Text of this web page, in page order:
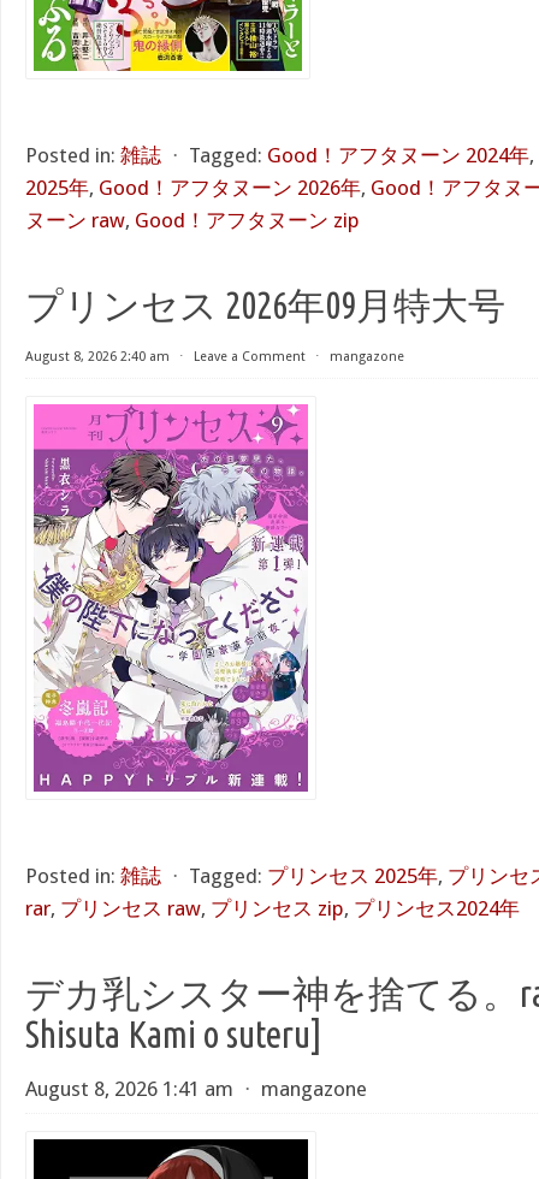
Posted in: 雑誌 ⋅ Tagged: Good！アフタヌーン 2024年,
2025年, Good！アフタヌーン 2026年, Good！アフタヌ
ヌーン raw, Good！アフタヌーン zip
プリンセス 2026年09月特大号
August 8, 2026 2:40 am ⋅ Leave a Comment ⋅ mangazone
Posted in: 雑誌 ⋅ Tagged: プリンセス 2025年, プリンセ
rar, プリンセス raw, プリンセス zip, プリンセス2024年
デカ乳シスター神を捨てる。
Shisuta Kami o suteru]
August 8, 2026 1:41 am ⋅ mangazone